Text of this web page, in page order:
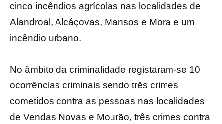
cinco incêndios agrícolas nas localidades de
Alandroal, Alcáçovas, Mansos e Mora e um
incêndio urbano.
No âmbito da criminalidade registaram-se 10
ocorrências criminais sendo três crimes
cometidos contra as pessoas nas localidades
de Vendas Novas e Mourão, três crimes contra